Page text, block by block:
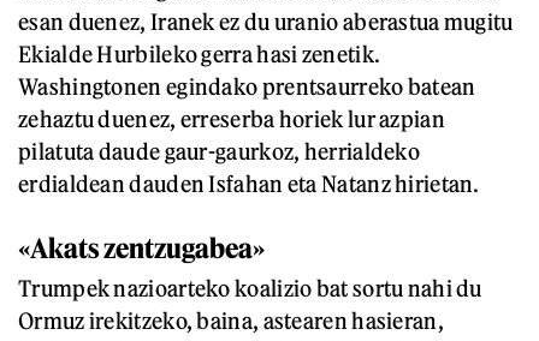
esan duenez, Iranek ez du uranio aberastua mugitu
Ekialde Hurbileko gerra hasi zenetik.
Washingtonen egindako prentsaurreko batean
zehaztu duenez, erreserba horiek lur azpian
pilatuta daude gaur-gaurkoz, herrialdeko
erdialdean dauden Isfahan eta Natanz hirietan.
«Akats zentzugabea»
Trumpek nazioarteko koalizio bat sortu nahi du
Ormuz irekitzeko, baina, astearen hasieran,